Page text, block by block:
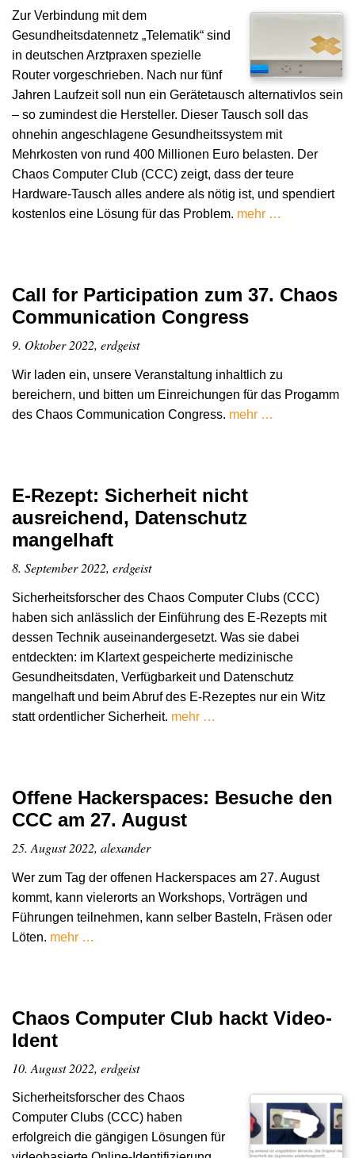
Zur Verbindung mit dem
Gesundheitsdatennetz „Telematik“ sind
in deutschen Arztpraxen spezielle
Router vorgeschrieben. Nach nur fünf
Jahren Laufzeit soll nun ein Gerätetausch alternativlos sein
– so zumindest die Hersteller. Dieser Tausch soll das
ohnehin angeschlagene Gesundheitssystem mit
Mehrkosten von rund 400 Millionen Euro belasten. Der
Chaos Computer Club (CCC) zeigt, dass der teure
Hardware-Tausch alles andere als nötig ist, und spendiert
kostenlos eine Lösung für das Problem. mehr …
Call for Participation zum 37. Chaos
Communication Congress
9. Oktober 2022, erdgeist
Wir laden ein, unsere Veranstaltung inhaltlich zu
bereichern, und bitten um Einreichungen für das Progamm
des Chaos Communication Congress. mehr …
E-Rezept: Sicherheit nicht
ausreichend, Datenschutz
mangelhaft
8. September 2022, erdgeist
Sicherheitsforscher des Chaos Computer Clubs (CCC)
haben sich anlässlich der Einführung des E-Rezepts mit
dessen Technik auseinandergesetzt. Was sie dabei
entdeckten: im Klartext gespeicherte medizinische
Gesundheitsdaten, Verfügbarkeit und Datenschutz
mangelhaft und beim Abruf des E-Rezeptes nur ein Witz
statt ordentlicher Sicherheit. mehr …
Offene Hackerspaces: Besuche den
CCC am 27. August
25. August 2022, alexander
Wer zum Tag der offenen Hackerspaces am 27. August
kommt, kann vielerorts an Workshops, Vorträgen und
Führungen teilnehmen, kann selber Basteln, Fräsen oder
Löten. mehr …
Chaos Computer Club hackt Video-
Ident
10. August 2022, erdgeist
Sicherheitsforscher des Chaos
Computer Clubs (CCC) haben
erfolgreich die gängigen Lösungen für